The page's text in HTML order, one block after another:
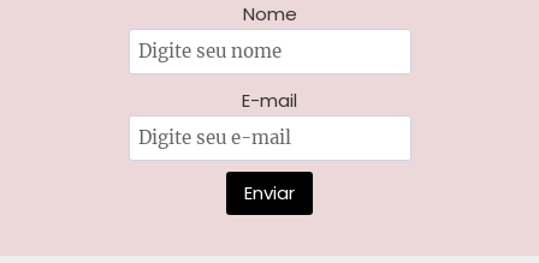
Nome
E-mail